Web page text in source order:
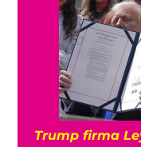
Trump firma